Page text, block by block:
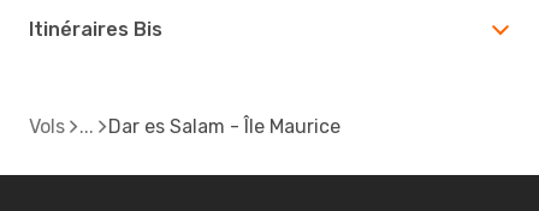
Itinéraires Bis
Vols Dar es Salam - Île Maurice